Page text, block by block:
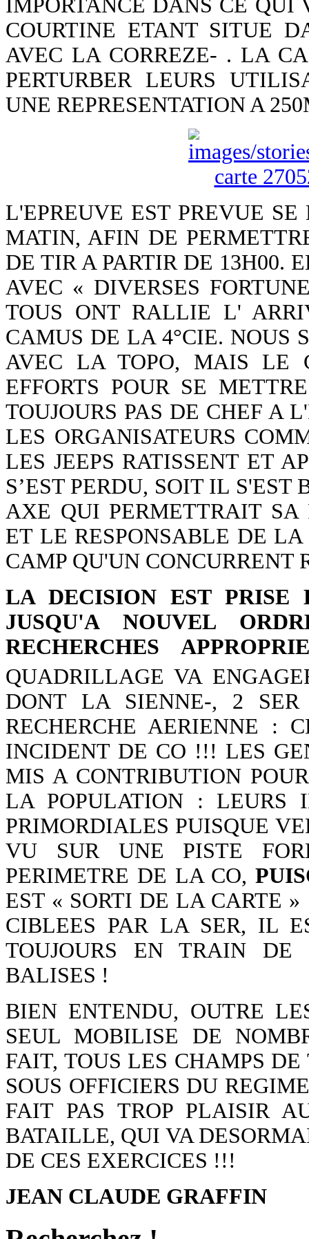
IMPORTANCE DANS CE
COURTINE ETANT SITUE
AVEC LA CORREZE- . LA
PERTURBER LEURS
UNE REPRESENTATION A
L'EPREUVE EST PREVUE
MATIN, AFIN DE
DE TIR A PARTIR DE 13H00.
AVEC « DIVERSES
TOUS ONT RALLIE L'
CAMUS DE LA 4°CIE. NOUS
AVEC LA TOPO, MAIS LE
EFFORTS POUR SE
TOUJOURS PAS DE CHEF A
LES ORGANISATEURS
LES JEEPS RATISSENT ET
S’EST PERDU, SOIT IL S'EST
AXE QUI PERMETTRAIT SA
ET LE RESPONSABLE DE
CAMP QU'UN CONCURRENT
LA DECISION EST PRISE
JUSQU'A NOUVEL
RECHERCHES
QUADRILLAGE VA
DONT LA SIENNE-, 2
RECHERCHE AERIENNE :
INCIDENT DE CO !!! LES
MIS A CONTRIBUTION
LA POPULATION : LEURS
PRIMORDIALES PUISQUE
VU SUR UNE PISTE
PERIMETRE DE LA CO,
EST « SORTI DE LA CARTE
CIBLEES PAR LA SER, IL
TOUJOURS EN TRAIN DE
BALISES !
BIEN ENTENDU, OUTRE
SEUL MOBILISE DE
FAIT, TOUS LES CHAMPS
SOUS OFFICIERS DU
FAIT PAS TROP PLAISIR
BATAILLE, QUI VA
DE CES EXERCICES !!!
JEAN CLAUDE GRAFFIN